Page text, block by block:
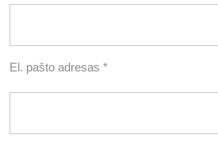
El. pašto adresas *